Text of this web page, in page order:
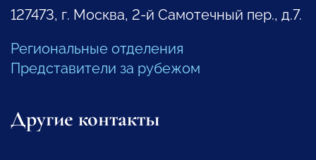
127473, г. Москва, 2-й Самотечный пер., д.7.
Региональные отделения
Представители за рубежом
Другие контакты